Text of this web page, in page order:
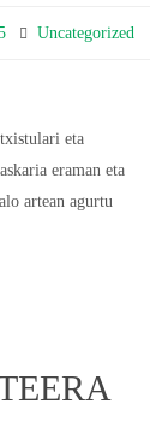
Uncategorized
eta
eraman eta
artean agurtu